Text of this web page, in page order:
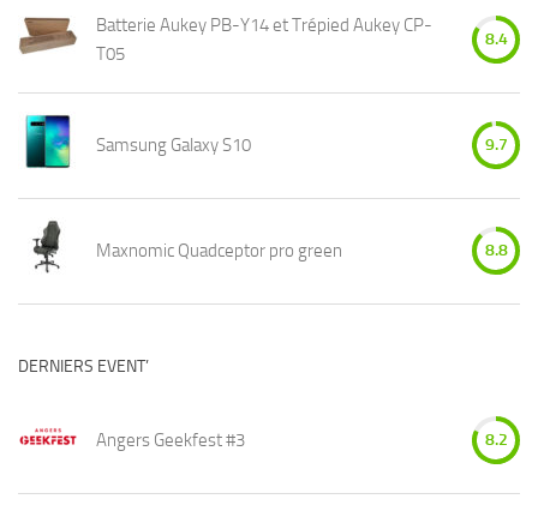
Batterie Aukey PB-Y14 et Trépied Aukey CP-
T05
8.4
Samsung Galaxy S10 9.7
Maxnomic Quadceptor pro green 8.8
DERNIERS EVENT’
Angers Geekfest #3 8.2